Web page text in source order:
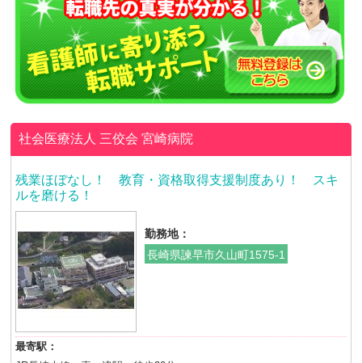
社会医療法人 三佼会宮崎病院
残業ほぼなし！ 教育・資格取得支援制度あり！ スキ
ルを磨ける！
勤務地：
長崎県諫早市久山町1575-1
最寄駅：